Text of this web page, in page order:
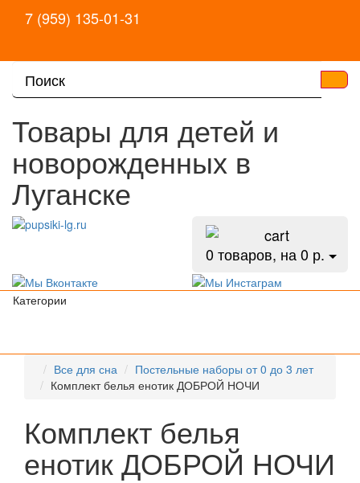
7 (959) 135-01-31
Товары для детей и
новорожденных в
Луганске
0товаров, на 0 р.
Категории
Все для сна
Постельные наборы от 0 до 3 лет
Комплект белья енотик ДОБРОЙ НОЧИ
Комплект белья
енотик ДОБРОЙ НОЧИ